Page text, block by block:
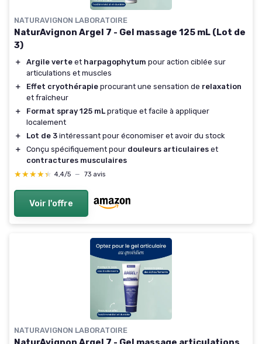
NATURAVIGNON LABORATOIRE
NaturAvignon Argel 7 - Gel massage 125 mL (Lot de
3)
＋ Argile verte et harpagophytum pour action ciblée sur
articulations et muscles
＋
Effet cryothérapie procurant une sensation de relaxation
et fraîcheur
＋
Format spray 125 mL pratique et facile à appliquer
localement
＋
Lot de 3 intéressant pour économiser et avoir du stock
＋
Conçu spécifiquement pour douleurs articulaires et
contractures musculaires
★★★★★
★★★★★ 4,4/5 — 73 avis
Voir l'offre
NATURAVIGNON LABORATOIRE